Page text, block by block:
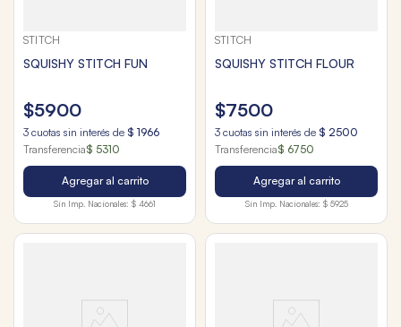
STITCH
SQUISHY STITCH FUN
$5900
3 cuotas sin interés de $ 1966
Transferencia$ 5310
Agregar al carrito
Sin Imp. Nacionales: $ 4661
STITCH
SQUISHY STITCH FLOUR
$7500
3 cuotas sin interés de $ 2500
Transferencia$ 6750
Agregar al carrito
Sin Imp. Nacionales: $ 5925